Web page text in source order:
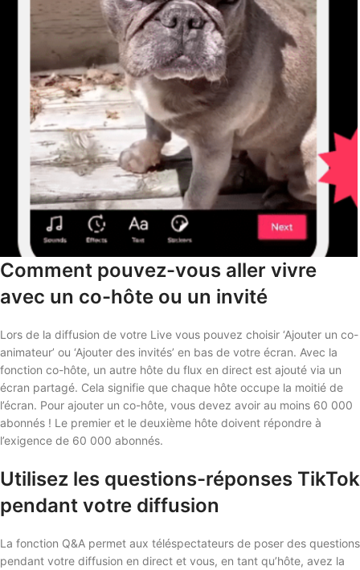
Comment pouvez-vous aller vivre
avec un co-hôte ou un invité
Lors de la diffusion de votre Live vous pouvez choisir ‘Ajouter un co-
animateur’ ou ‘Ajouter des invités’ en bas de votre écran. Avec la
fonction co-hôte, un autre hôte du flux en direct est ajouté via un
écran partagé. Cela signifie que chaque hôte occupe la moitié de
l’écran. Pour ajouter un co-hôte, vous devez avoir au moins 60 000
abonnés ! Le premier et le deuxième hôte doivent répondre à
l’exigence de 60 000 abonnés.
Utilisez les questions-réponses TikTok
pendant votre diffusion
La fonction Q&A permet aux téléspectateurs de poser des questions
pendant votre diffusion en direct et vous, en tant qu’hôte, avez la